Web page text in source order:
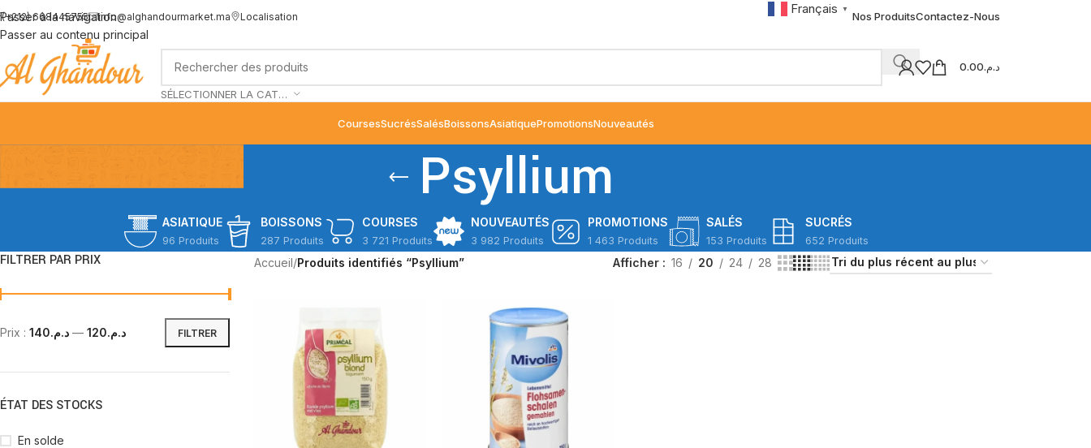
Passer à la navigation
Passer au contenu principal
(+212) 668445755 info@alghandourmarket.ma Localisation Français ▼
Nos ProduitsContactez-Nous
SÉLECTIONNER LA CATÉGORIE
د.م.0.00
CoursesSucrésSalésBoissonsAsiatiquePromotionsNouveautés
Psyllium
ASIATIQUE
96 Produits
BOISSONS
287 Produits
COURSES
3 721 Produits
NOUVEAUTÉS
3 982 Produits
PROMOTIONS
1 463 Produits
SALÉS
153 Produits
SUCRÉS
652 Produits
FILTRER PAR PRIX
FILTRER
Prix : د.م.120 — د.م.140
ÉTAT DES STOCKS
En solde
Accueil/Produits identifiés “Psyllium” Afficher 16 20 24 28